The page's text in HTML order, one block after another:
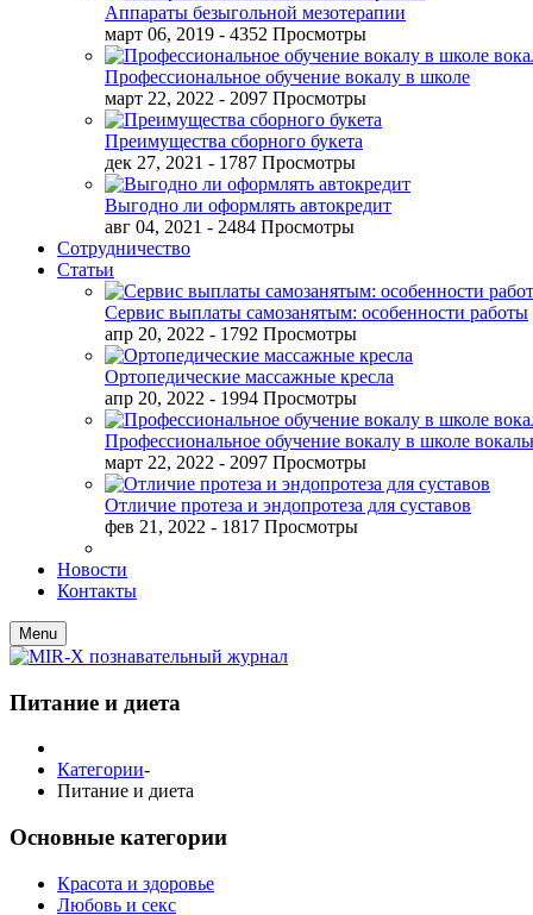
Аппараты безыгольной мезотерапии
март 06, 2019 - 4352 Просмотры
Профессиональное обучение вокалу в школе
март 22, 2022 - 2097 Просмотры
Преимущества сборного букета
дек 27, 2021 - 1787 Просмотры
Выгодно ли оформлять автокредит
авг 04, 2021 - 2484 Просмотры
Сотрудничество
Статьи
Сервис выплаты самозанятым: особенности работы
апр 20, 2022 - 1792 Просмотры
Ортопедические массажные кресла
апр 20, 2022 - 1994 Просмотры
Профессиональное обучение вокалу в школе
март 22, 2022 - 2097 Просмотры
Отличие протеза и эндопротеза для суставов
фев 21, 2022 - 1817 Просмотры
Новости
Контакты
Menu
Питание и диета
Категории-
Питание и диета
Основные категории
Красота и здоровье
Любовь и секс